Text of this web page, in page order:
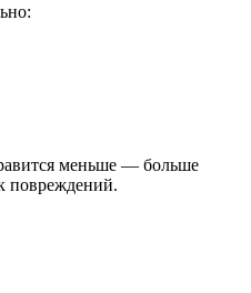
меньше — больше
повреждений.